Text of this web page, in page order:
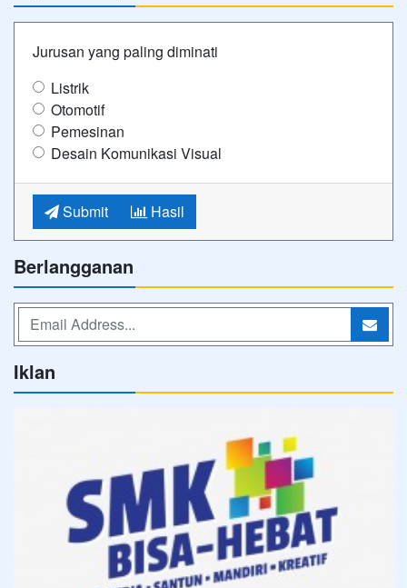
Jurusan yang paling diminati
Listrik
Otomotif
Pemesinan
Desain Komunikasi Visual
Submit Hasil
Berlangganan
Iklan